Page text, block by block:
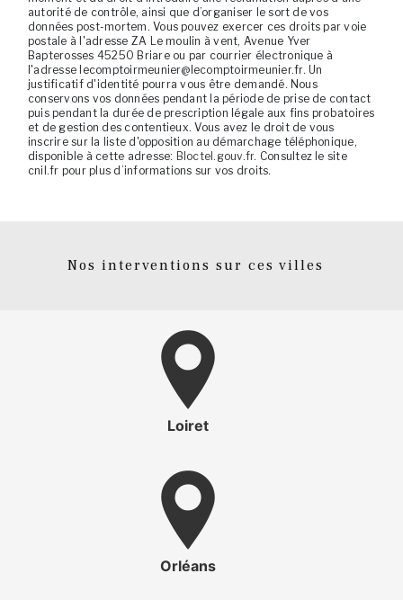
autorité de contrôle, ainsi que d’organiser le sort de vos
données post-mortem. Vous pouvez exercer ces droits par voie
postale à l'adresse ZA Le moulin à vent, Avenue Yver
Bapterosses 45250 Briare ou par courrier électronique à
l'adresse lecomptoirmeunier@lecomptoirmeunier.fr. Un
justificatif d'identité pourra vous être demandé. Nous
conservons vos données pendant la période de prise de contact
puis pendant la durée de prescription légale aux fins probatoires
et de gestion des contentieux. Vous avez le droit de vous
inscrire sur la liste d'opposition au démarchage téléphonique,
disponible à cette adresse: Bloctel.gouv.fr. Consultez le site
cnil.fr pour plus d’informations sur vos droits.
Nos interventions sur ces villes
Loiret
Orléans